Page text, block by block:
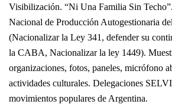
Visibilización. “Ni Una Familia Sin
Nacional de Producción Autogestionaria
(Nacionalizar la Ley 341, defender su
la CABA, Nacionalizar la ley 1449).
organizaciones, fotos, paneles, micrófono
actividades culturales. Delegaciones
movimientos populares de Argentina.